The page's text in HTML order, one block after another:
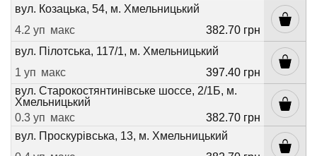
вул. Козацька, 54, м. Хмельницький
4.2 уп макс
382.70 грн
вул. Пілотська, 117/1, м. Хмельницький
1 уп макс
397.40 грн
вул. Старокостянтинівське шоссе, 2/1Б, м.
Хмельницький
0.3 уп макс
382.70 грн
вул. Проскурівська, 13, м. Хмельницький